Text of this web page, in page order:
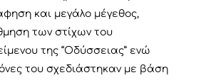
και μεγάλο μέγεθος,
των στίχων του
της “Οδύσσειας” ενώ
του σχεδιάστηκαν με βάση